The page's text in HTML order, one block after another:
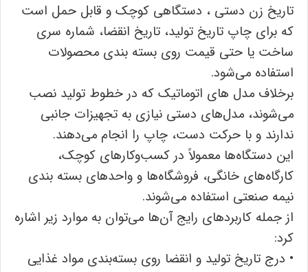
تاریخ ‌زن دستی ، دستگاهی کوچک و قابل حمل است
که برای چاپ تاریخ تولید، تاریخ انقضا، شماره سری
ساخت یا حتی قیمت روی بسته ‌بندی محصولات
استفاده می‌شود.
برخلاف مدل ‌های اتوماتیک که در خطوط تولید نصب
می‌شوند، مدل‌های دستی نیازی به تجهیزات جانبی
ندارند و با حرکت دست، چاپ را انجام می‌دهند.
این دستگاه‌ها معمولاً در کسب‌وکارهای کوچک،
کارگاه‌های خانگی، فروشگاه‌ها و واحدهای بسته ‌بندی
نیمه ‌صنعتی استفاده می‌شوند.
از جمله کاربردهای رایج آن‌ها می‌توان به موارد زیر اشاره
کرد:
• درج تاریخ تولید و انقضا روی بسته‌بندی مواد غذایی